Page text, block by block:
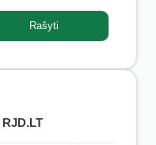
Rašyti